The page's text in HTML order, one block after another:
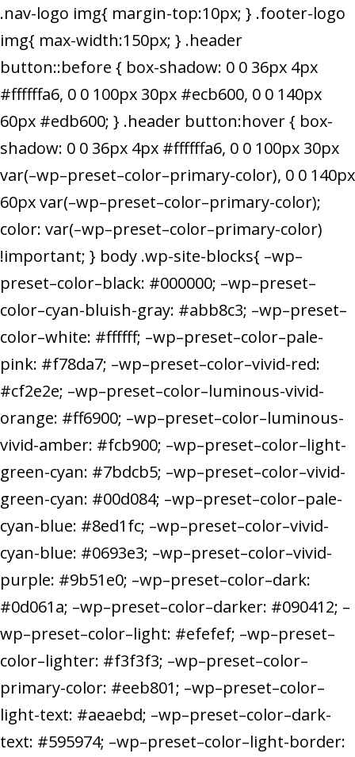
.nav-logo img{ margin-top:10px; } .footer-logo
img{ max-width:150px; } .header
button::before { box-shadow: 0 0 36px 4px
#ffffffa6, 0 0 100px 30px #ecb600, 0 0 140px
60px #edb600; } .header button:hover { box-
shadow: 0 0 36px 4px #ffffffa6, 0 0 100px 30px
var(–wp–preset–color–primary-color), 0 0 140px
60px var(–wp–preset–color–primary-color);
color: var(–wp–preset–color–primary-color)
!important; } body .wp-site-blocks{ –wp–
preset–color–black: #000000; –wp–preset–
color–cyan-bluish-gray: #abb8c3; –wp–preset–
color–white: #ffffff; –wp–preset–color–pale-
pink: #f78da7; –wp–preset–color–vivid-red:
#cf2e2e; –wp–preset–color–luminous-vivid-
orange: #ff6900; –wp–preset–color–luminous-
vivid-amber: #fcb900; –wp–preset–color–light-
green-cyan: #7bdcb5; –wp–preset–color–vivid-
green-cyan: #00d084; –wp–preset–color–pale-
cyan-blue: #8ed1fc; –wp–preset–color–vivid-
cyan-blue: #0693e3; –wp–preset–color–vivid-
purple: #9b51e0; –wp–preset–color–dark:
#0d061a; –wp–preset–color–darker: #090412; –
wp–preset–color–light: #efefef; –wp–preset–
color–lighter: #f3f3f3; –wp–preset–color–
primary-color: #eeb801; –wp–preset–color–
light-text: #aeaebd; –wp–preset–color–dark-
text: #595974; –wp–preset–color–light-border: